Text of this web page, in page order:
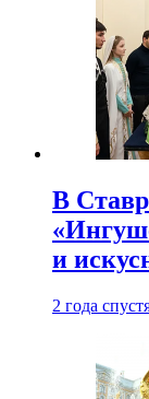
В
и
2 года